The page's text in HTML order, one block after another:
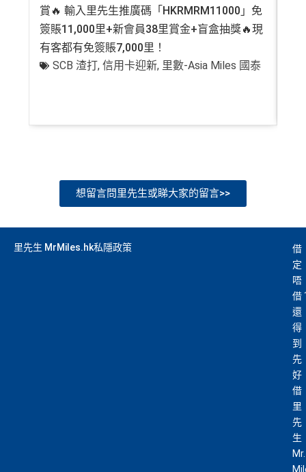
賞🔥 輸入里先生推廣碼「HKRMRM11000」免
簽賬11,000里+新會員38里賞金+盲盒抽獎🔥現
有客都有免簽賬7,000里！
SCB 渣打,信用卡迎新, 里數-Asia Miles 國泰
想留言問里先生或睇大家的留言>>
里先生 MrMiles.hk私隱政策
借
定
唔
借
還
得
到
先
好
借
里
先
生
Mr.